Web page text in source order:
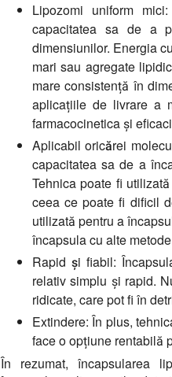
Lipozomi uniform mici:
capacitatea sa de a
dimensiunilor. Energia
mari sau agregate
mare consistență în
aplicațiile de livrare a
farmacocinetica și
Aplicabil oricărei
capacitatea sa de a
Tehnica poate fi
ceea ce poate fi dificil
utilizată pentru a
încapsula cu alte
Rapid și fiabil:
relativ simplu și rapid.
ridicate, care pot fi în
Extindere: În plus,
face o opțiune rentabilă
În rezumat, încapsularea